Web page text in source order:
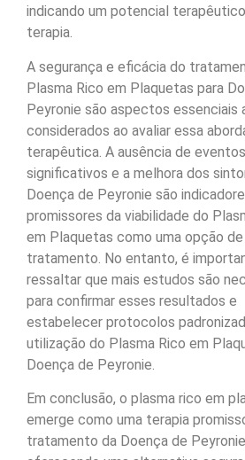
indicando um potencial
terapia.
A segurança e eficácia do
Plasma Rico em Plaquetas para
Peyronie são aspectos essenciais
considerados ao avaliar essa
terapêutica. A ausência de
significativos e a melhora dos
Doença de Peyronie são
promissores da viabilidade do
em Plaquetas como uma opção de
tratamento. No entanto, é
ressaltar que mais estudos são
para confirmar esses resultados e
estabelecer protocolos
utilização do Plasma Rico em
Doença de Peyronie.
Em conclusão, o plasma rico em
emerge como uma terapia
tratamento da Doença de